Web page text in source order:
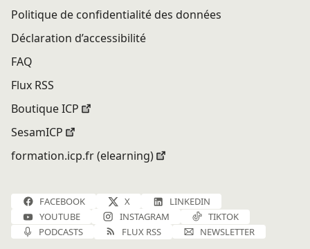
Politique de confidentialité des données
Déclaration d’accessibilité
FAQ
Flux RSS
Boutique ICP
SesamICP
formation.icp.fr (elearning)
FACEBOOK X
LINKEDIN
YOUTUBE
INSTAGRAM
TIKTOK
PODCASTS
FLUX RSS NEWSLETTER